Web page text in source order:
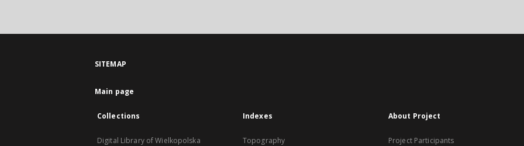
SITEMAP
Main page
Collections
Digital Library of Wielkopolska
Indexes
Topography
About Project
Project Participants